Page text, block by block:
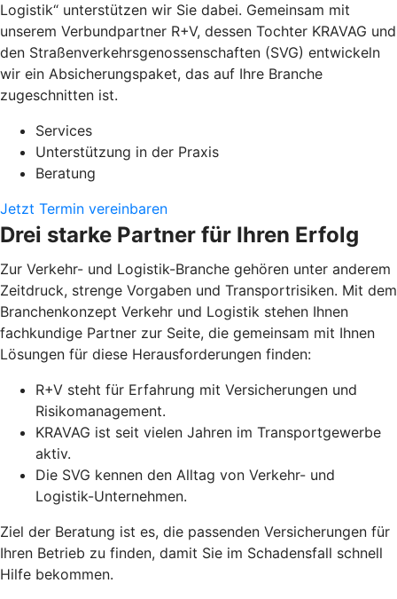
Logistik“ unterstützen wir Sie dabei. Gemeinsam mit
unserem Verbundpartner R+V, dessen Tochter KRAVAG und
den Straßenverkehrsgenossenschaften (SVG) entwickeln
wir ein Absicherungspaket, das auf Ihre Branche
zugeschnitten ist.
Services
Unterstützung in der Praxis
Beratung
Jetzt Termin vereinbaren
Drei starke Partner für Ihren Erfolg
Zur Verkehr- und Logistik-Branche gehören unter anderem
Zeitdruck, strenge Vorgaben und Transportrisiken. Mit dem
Branchenkonzept Verkehr und Logistik stehen Ihnen
fachkundige Partner zur Seite, die gemeinsam mit Ihnen
Lösungen für diese Herausforderungen finden:
R+V steht für Erfahrung mit Versicherungen und
Risikomanagement.
KRAVAG ist seit vielen Jahren im Transportgewerbe
aktiv.
Die SVG kennen den Alltag von Verkehr- und
Logistik-Unternehmen.
Ziel der Beratung ist es, die passenden Versicherungen für
Ihren Betrieb zu finden, damit Sie im Schadensfall schnell
Hilfe bekommen.